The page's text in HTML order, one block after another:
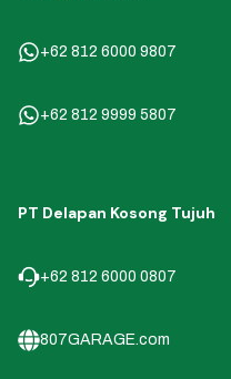
+62 812 6000 9807
+62 812 9999 5807
PT Delapan Kosong Tujuh
+62 812 6000 0807
807GARAGE.com